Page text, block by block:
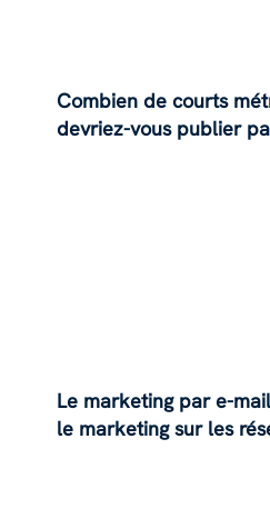
Combien de courts
devriez-vous publier
Le marketing par e-
le marketing sur les